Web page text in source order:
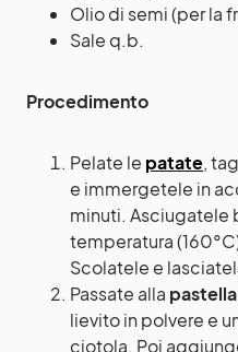
Olio di semi (per la
Sale q.b.
Procedimento
Pelate le patate,
e immergetele in
minuti. Asciugatele
temperatura
Scolatele e
Passate alla pastella
lievito in polvere e
ciotola. Poi